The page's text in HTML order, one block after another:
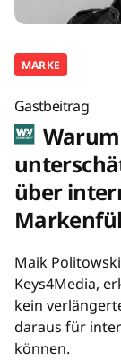
MARKE
Gastbeitrag
über
Maik
Keys4Media,
kein
daraus für
können.